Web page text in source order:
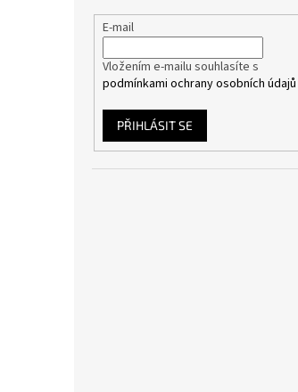
E-mail
Vložením e-mailu souhlasíte s
podmínkami ochrany osobních údajů
PŘIHLÁSIT SE